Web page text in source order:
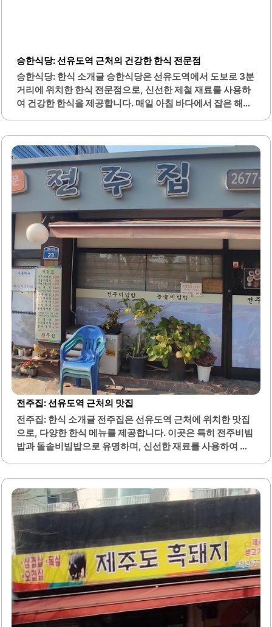
승한식당: 선유도역 근처의 건강한 한식 전문점
승한식당: 한식 소개글 승한식당은 선유도역에서 도보로 3분
거리에 위치한 한식 전문점으로, 신선한 제철 재료를 사용하
여 건강한 한식을 제공합니다. 매일 아침 바다에서 잡은 해산
으로 뛰어난 접근성을 자랑하며, 연중무휴로 운영되어 언제
든지 방문할 수 있는 편리함이 있습니다.특히, 브레이크 타임
이 없어 점심시간이나 회식, 단체 모임에도 적합합니다. 승한
식당의 메뉴는 육회비빔밥, 산낙지 탕탕이, 생오징어 불고기,
배추전, 조개 칼국수 등 다양하며, 각각의 요리는 신선한 재
료로 만들어져 맛이 뛰어납니다. 또한, 칼국수는 시원한 국물
맛으로 마무리하기에 적합하며, 전과 막걸리의 조합도 훌륭
합니다.이곳은 입구부터 낮술을 환영하는 분위기로, 애주가
들에게도 적합한 장소입니다. 승한식당은 고객의 입맛을 고
려하여 모든..
전주집: 선유도역 근처의 맛집
전주집: 한식 소개글 전주집은 선유도역 근처에 위치한 맛집
으로, 다양한 한식 메뉴를 제공합니다. 이곳은 특히 전주비빔
밥과 돌솥비빔밥으로 유명하며, 신선한 재료를 사용하여 건
을 충족시킵니다.또한, 된장찌개와 김치찌개 등 전통적인 한
식 국물 요리도 제공하여 따뜻한 식사를 원하는 분들에게 적
합합니다. 전주집은 점심시간에 직장인들이 많이 찾는 인기
있는 장소로, 빠른 서비스와 함께 신선한 재료로 조리된 음식
을 제공합니다. 반찬도 다양하고 깔끔하게 제공되어, 식사 경
험을 더욱 풍부하게 만들어 줍니다.이곳은 혼자서 식사하기
에도 적합하며, 소박하지만 정갈한 분위기를 자랑합니다. 또
한, 비건 고객을 위한 배려도 있어 다양한 식사 요구를 수용할
수 있습니다. 전주집은 맛과 품질에 충실한 메뉴..